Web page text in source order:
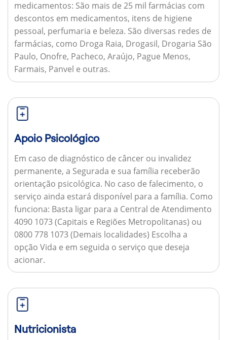
medicamentos: São mais de 25 mil farmácias com
descontos em medicamentos, itens de higiene
pessoal, perfumaria e beleza. São diversas redes de
farmácias, como Droga Raia, Drogasil, Drogaria São
Paulo, Onofre, Pacheco, Araújo, Pague Menos,
Farmais, Panvel e outras.
Apoio Psicológico
Em caso de diagnóstico de câncer ou invalidez
permanente, a Segurada e sua família receberão
orientação psicológica. No caso de falecimento, o
serviço ainda estará disponível para a família. Como
funciona: Basta ligar para a Central de Atendimento
4090 1073 (Capitais e Regiões Metropolitanas) ou
0800 778 1073 (Demais localidades) Escolha a
opção Vida e em seguida o serviço que deseja
acionar.
Nutricionista